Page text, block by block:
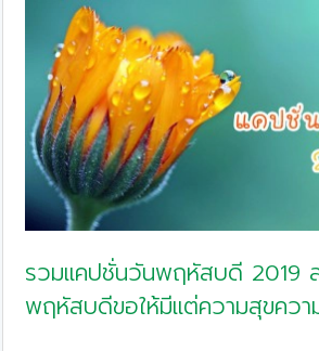
รวมแคปชั่นวันพฤหัสบดี 2019
พฤหัสบดีขอให้มีแต่ความสุขคว